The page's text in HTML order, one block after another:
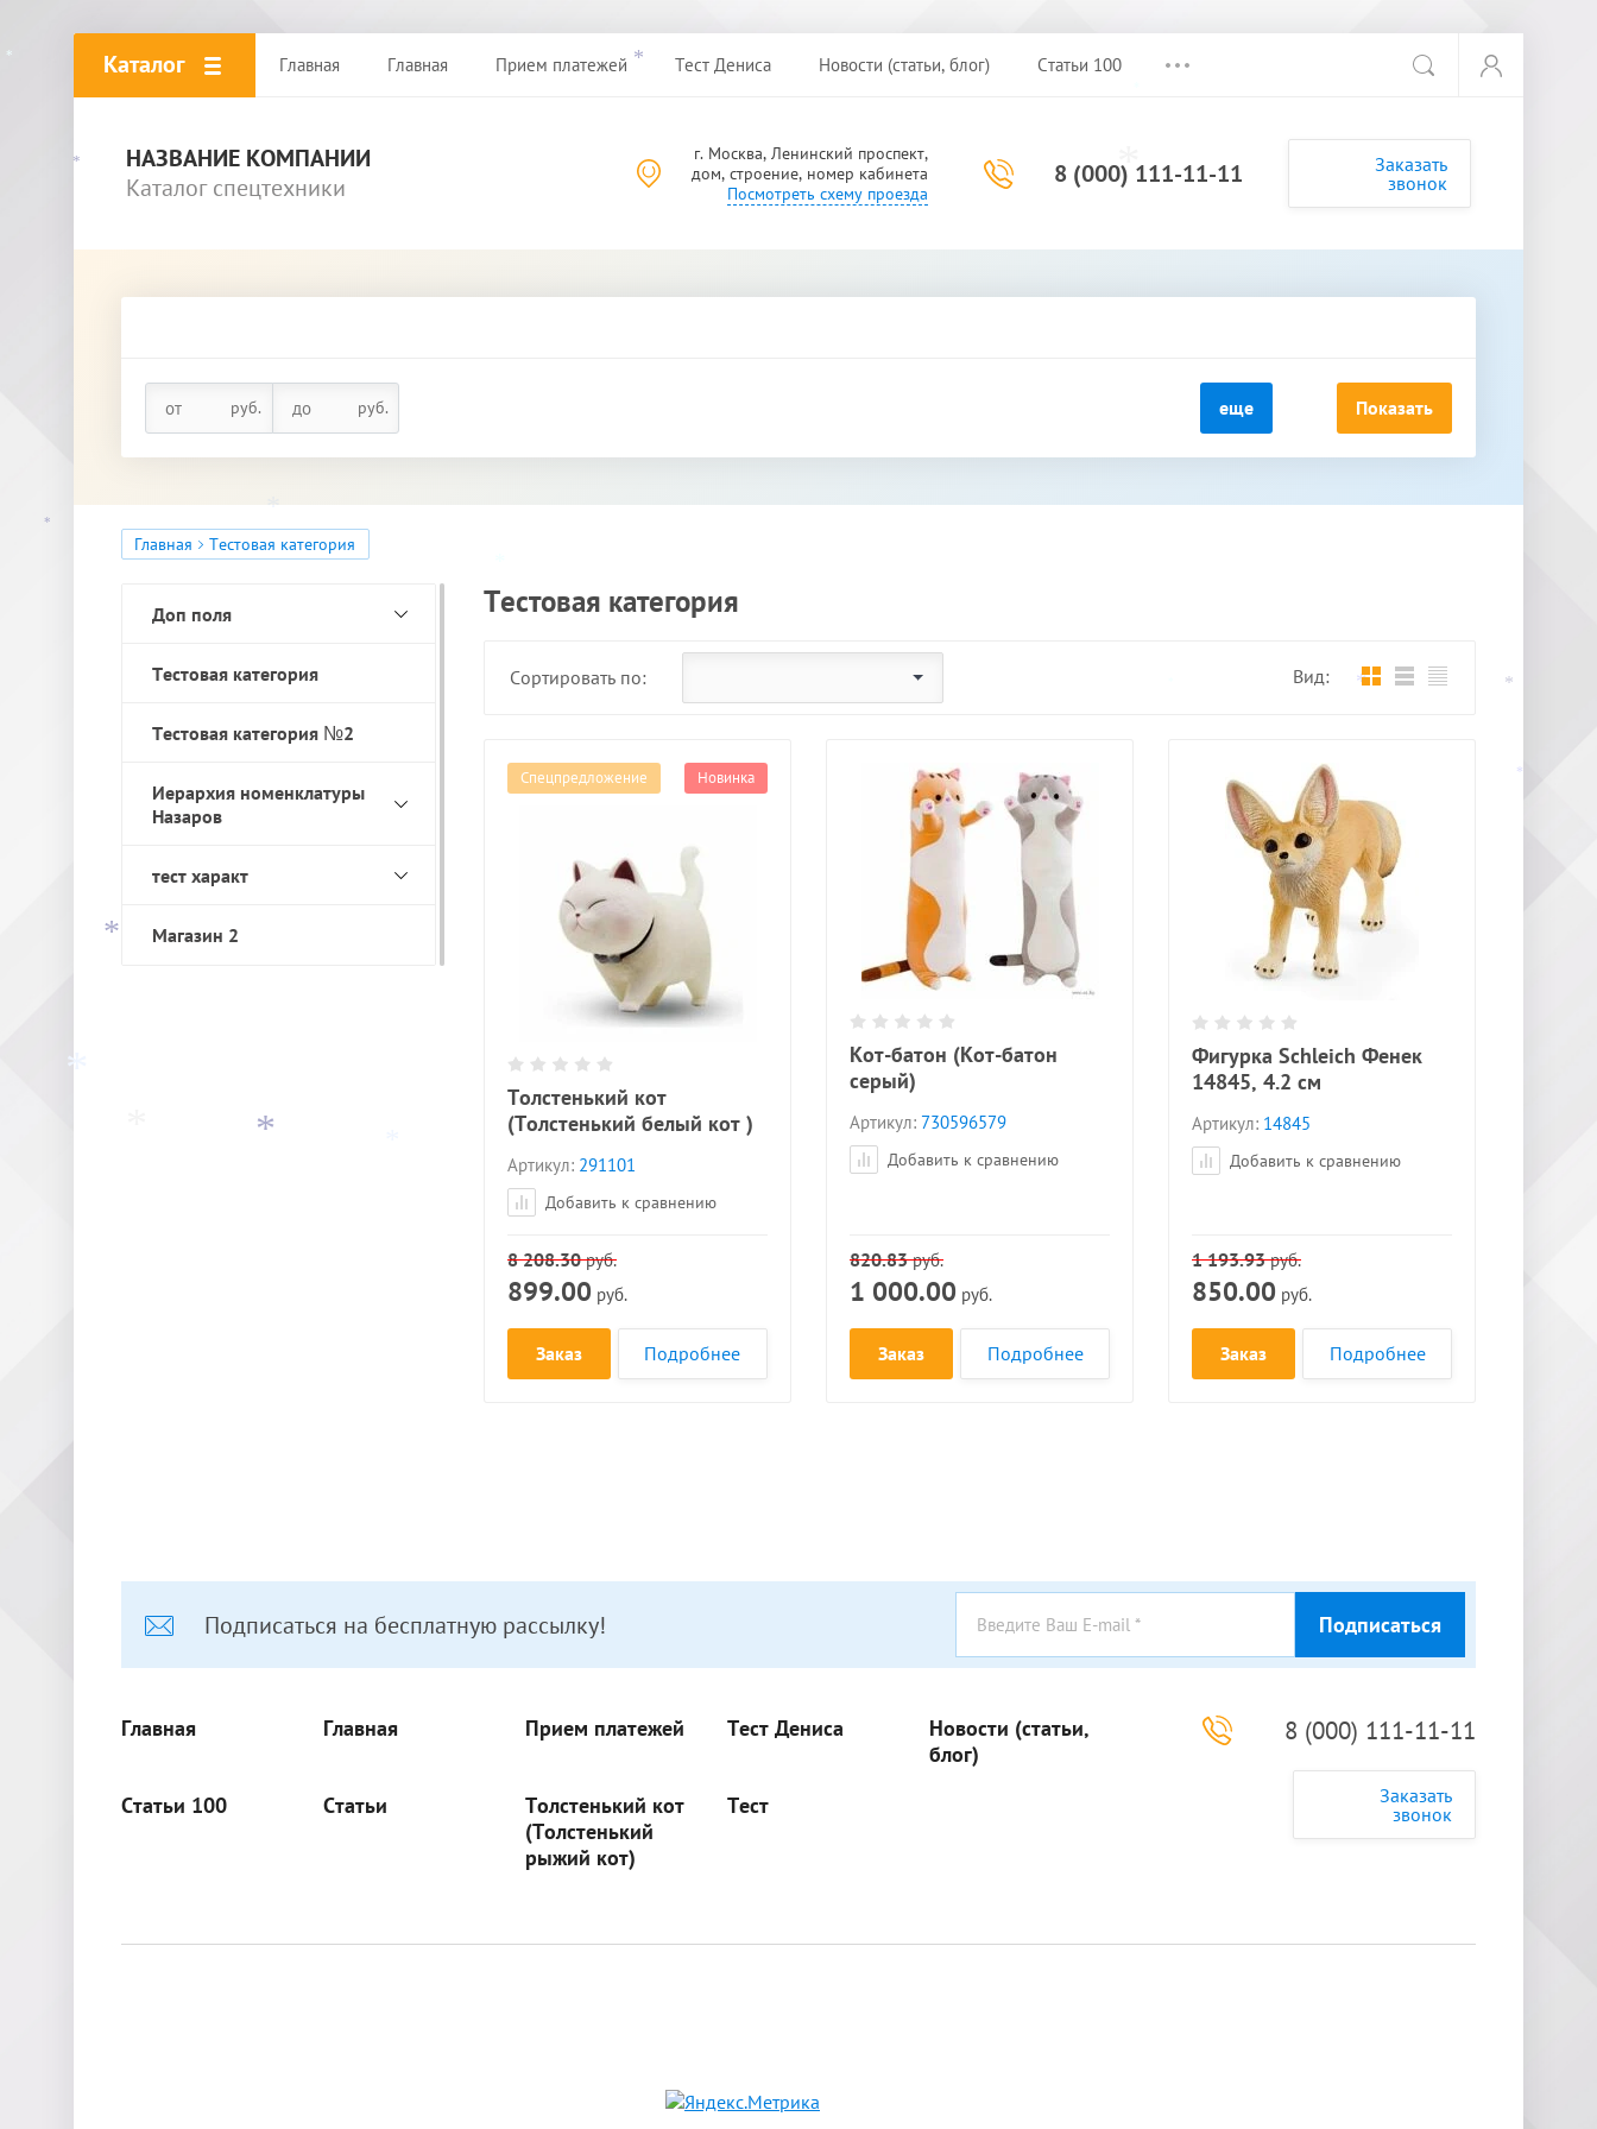
*
*
*
*
*
*
*
*
*
*
*
Каталог Главная Главная Прием платежей Тест Дениса Новости (статьи, блог) Статьи 100
НАЗВАНИЕ КОМПАНИИ
Каталог спецтехники
г. Москва, Ленинский проспект,
дом, строение, номер кабинета
Посмотреть схему проезда
8 (000) 111-11-11
Заказать
звонок
руб. руб. еще Показать
Главная Тестовая категория
Доп поля
Тестовая категория
Тестовая категория №2
Иерархия номенклатуры
Назаров
тест характ
Магазин 2
Тестовая категория
Сортировать по: Вид:
Спецпредложение Новинка
Толстенький кот
(Толстенький белый кот )
Артикул: 291101
Добавить к сравнению
8 208.30руб.
899.00 руб.
Заказ Подробнее
Кот-батон (Кот-батон
серый)
Артикул: 730596579
Добавить к сравнению
820.83руб.
1 000.00 руб.
Заказ Подробнее
Фигурка Schleich Фенек
14845, 4.2 см
Артикул: 14845
Добавить к сравнению
1 193.93руб.
850.00 руб.
Заказ Подробнее
Подписаться на бесплатную рассылку! Подписаться
Главная Главная Прием платежей Тест Дениса
Новости (статьи,
блог)
Статьи 100
Статьи
Толстенький кот
(Толстенький
рыжий кот)
Тест
8 (000) 111-11-11
Заказать
звонок